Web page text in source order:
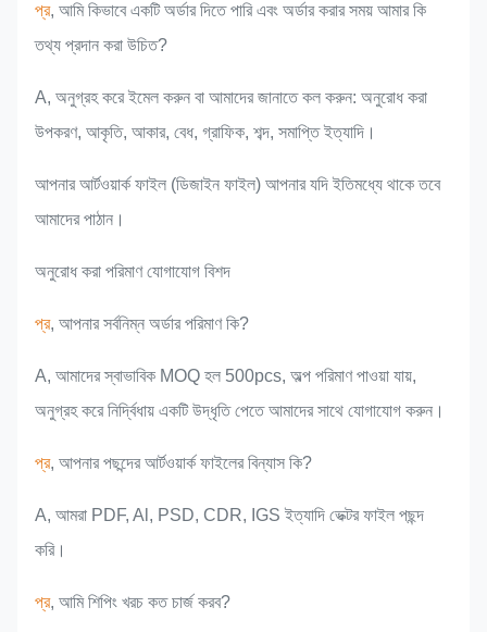
প্র, আমি কিভাবে একটি অর্ডার দিতে পারি এবং অর্ডার করার সময় আমার কি
তথ্য প্রদান করা উচিত?
A, অনুগ্রহ করে ইমেল করুন বা আমাদের জানাতে কল করুন: অনুরোধ করা
উপকরণ, আকৃতি, আকার, বেধ, গ্রাফিক, শব্দ, সমাপ্তি ইত্যাদি।
আপনার আর্টওয়ার্ক ফাইল (ডিজাইন ফাইল) আপনার যদি ইতিমধ্যে থাকে তবে
আমাদের পাঠান।
অনুরোধ করা পরিমাণ যোগাযোগ বিশদ
প্র, আপনার সর্বনিম্ন অর্ডার পরিমাণ কি?
A, আমাদের স্বাভাবিক MOQ হল 500pcs, অল্প পরিমাণ পাওয়া যায়,
অনুগ্রহ করে নির্দ্বিধায় একটি উদ্ধৃতি পেতে আমাদের সাথে যোগাযোগ করুন।
প্র, আপনার পছন্দের আর্টওয়ার্ক ফাইলের বিন্যাস কি?
A, আমরা PDF, Al, PSD, CDR, IGS ইত্যাদি ভেক্টর ফাইল পছন্দ
করি।
প্র, আমি শিপিং খরচ কত চার্জ করব?